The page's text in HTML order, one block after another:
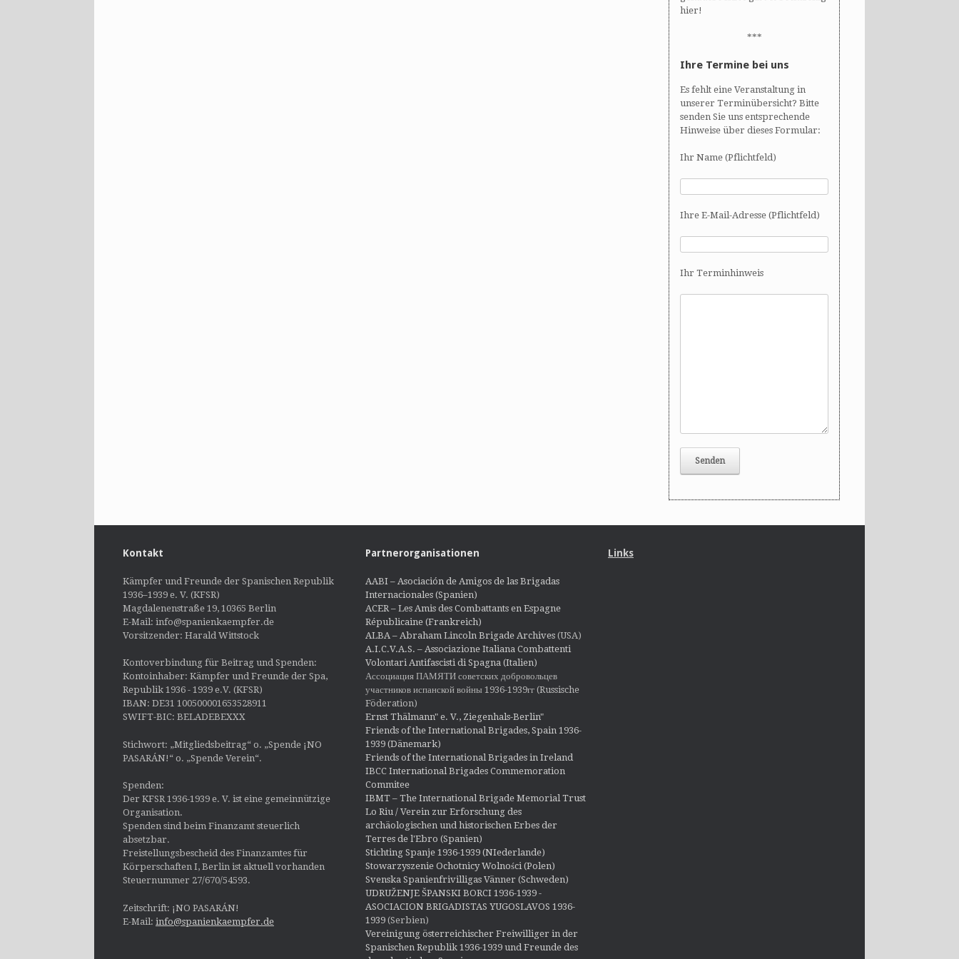
hier!
***
Ihre Termine bei uns
Es fehlt eine Veranstaltung in
unserer Terminübersicht? Bitte
senden Sie uns entsprechende
Hinweise über dieses Formular:
Ihr Name (Pflichtfeld)
Ihre E-Mail-Adresse (Pflichtfeld)
Ihr Terminhinweis
Kontakt
Kämpfer und Freunde der Spanischen Republik
1936–1939 e. V. (KFSR)
Magdalenenstraße 19, 10365 Berlin
E-Mail: info@spanienkaempfer.de
Vorsitzender: Harald Wittstock
Kontoverbindung für Beitrag und Spenden:
Kontoinhaber: Kämpfer und Freunde der Spa,
Republik 1936 - 1939 e.V. (KFSR)
IBAN: DE31 100500001653528911
SWIFT-BIC: BELADEBEXXX
Stichwort: „Mitgliedsbeitrag“ o. „Spende ¡NO
PASARÁN!“ o. „Spende Verein“.
Spenden:
Der KFSR 1936-1939 e. V. ist eine gemeinnützige
Organisation.
Spenden sind beim Finanzamt steuerlich
absetzbar.
Freistellungsbescheid des Finanzamtes für
Körperschaften I, Berlin ist aktuell vorhanden
Steuernummer 27/670/54593.
Zeitschrift: ¡NO PASARÁN!
E-Mail: info@spanienkaempfer.de
Partnerorganisationen
AABI – Asociación de Amigos de las Brigadas
Internacionales (Spanien)
ACER – Les Amis des Combattants en Espagne
Républicaine (Frankreich)
ALBA – Abraham Lincoln Brigade Archives(USA)
A.I.C.V.A.S. – Associazione Italiana Combattenti
Volontari Antifascisti di Spagna (Italien)
Ассоциация ПАМЯТИ советских добровольцев
участников испанской войны 1936-1939гг (Russische
Föderation)
Ernst Thälmann" e. V., Ziegenhals-Berlin"
Friends of the International Brigades, Spain 1936-
1939 (Dänemark)
Friends of the International Brigades in Ireland
IBCC International Brigades Commemoration
Commitee
IBMT – The International Brigade Memorial Trust
Lo Riu / Verein zur Erforschung des
archäologischen und historischen Erbes der
Terres de l'Ebro (Spanien)
Stichting Spanje 1936-1939 (NIederlande)
Stowarzyszenie Ochotnicy Wolności (Polen)
Svenska Spanienfrivilligas Vänner (Schweden)
UDRUŽENJE ŠPANSKI BORCI 1936-1939 -
ASOCIACION BRIGADISTAS YUGOSLAVOS 1936-
1939(Serbien)
Vereinigung österreichischer Freiwilliger in der
Spanischen Republik 1936-1939 und Freunde des
Links